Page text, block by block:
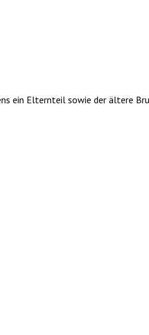
ein Elternteil sowie der ältere